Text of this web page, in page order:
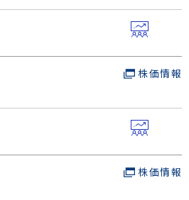
株価情報
株価情報